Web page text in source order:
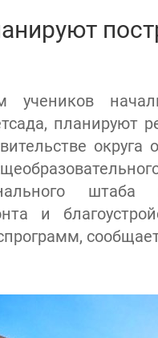
учеников
планируют
округа
штаба
и